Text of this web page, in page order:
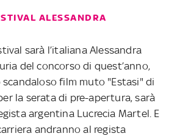
ALESSANDRA
sarà l’italiana Alessandra
del concorso di quest’anno,
film muto "Estasi" di
la serata di pre-apertura, sarà
argentina Lucrecia Martel. E
andranno al regista